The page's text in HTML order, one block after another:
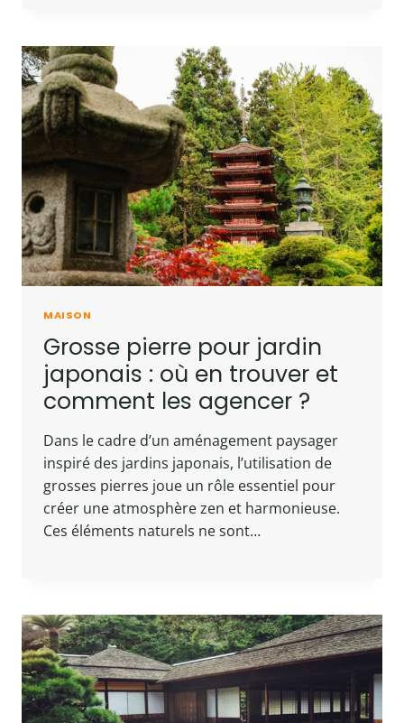
MAISON
Grosse pierre pour jardin
japonais : où en trouver et
comment les agencer ?
Dans le cadre d’un aménagement paysager
inspiré des jardins japonais, l’utilisation de
grosses pierres joue un rôle essentiel pour
créer une atmosphère zen et harmonieuse.
Ces éléments naturels ne sont…